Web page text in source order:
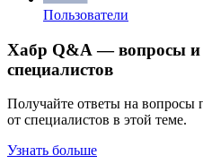
Пользователи
Хабр Q&A — вопросы и
специалистов
Получайте ответы на вопросы
от специалистов в этой теме.
Узнать больше